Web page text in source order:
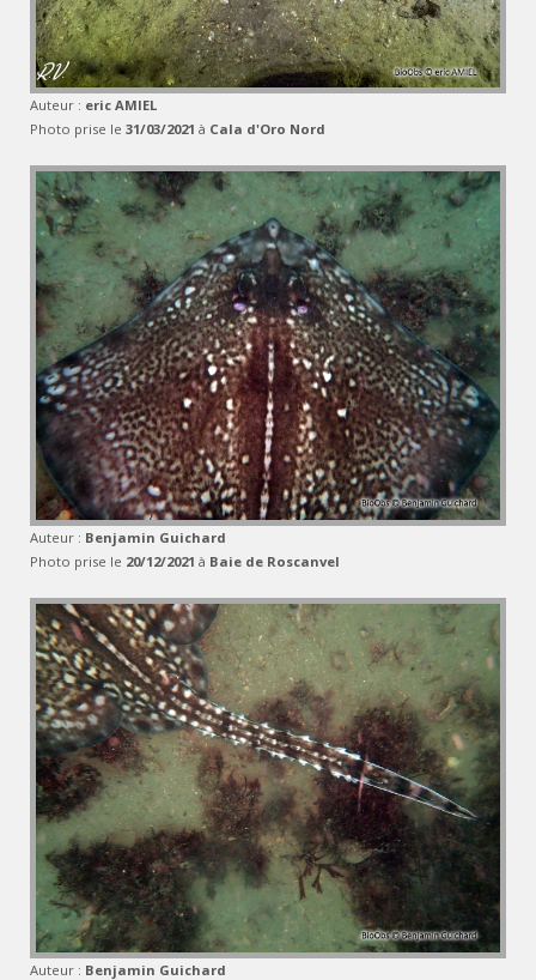
Auteur : eric AMIEL
Photo prise le 31/03/2021 à Cala d'Oro Nord
Auteur : Benjamin Guichard
Photo prise le 20/12/2021 à Baie de Roscanvel
Auteur : Benjamin Guichard